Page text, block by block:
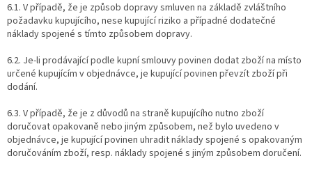
6.1. V případě, že je způsob dopravy smluven na základě zvláštního
požadavku kupujícího, nese kupující riziko a případné dodatečné
náklady spojené s tímto způsobem dopravy.
6.2. Je-li prodávající podle kupní smlouvy povinen dodat zboží na místo
určené kupujícím v objednávce, je kupující povinen převzít zboží při
dodání.
6.3. V případě, že je z důvodů na straně kupujícího nutno zboží
doručovat opakovaně nebo jiným způsobem, než bylo uvedeno v
objednávce, je kupující povinen uhradit náklady spojené s opakovaným
doručováním zboží, resp. náklady spojené s jiným způsobem doručení.